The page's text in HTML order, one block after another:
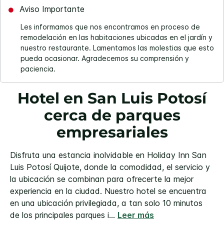
Aviso Importante
Les informamos que nos encontramos en proceso de
remodelación en las habitaciones ubicadas en el jardín y
nuestro restaurante. Lamentamos las molestias que esto
pueda ocasionar. Agradecemos su comprensión y
paciencia.
Hotel en San Luis Potosí
cerca de parques
empresariales
Disfruta una estancia inolvidable en Holiday Inn San
Luis Potosí Quijote, donde la comodidad, el servicio y
la ubicación se combinan para ofrecerte la mejor
experiencia en la ciudad. Nuestro hotel se encuentra
en una ubicación privilegiada, a tan solo 10 minutos
de los principales parques i... Leer más